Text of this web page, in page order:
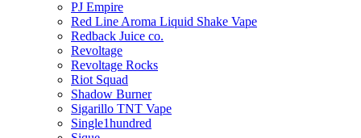
PJ Empire
Red Line Aroma Liquid Shake Vape
Redback Juice co.
Revoltage
Revoltage Rocks
Riot Squad
Shadow Burner
Sigarillo TNT Vape
Single1hundred